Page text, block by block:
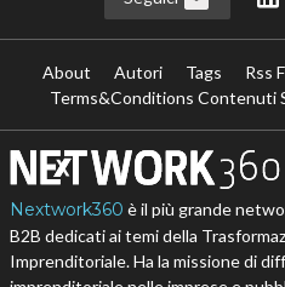
About Autori Tags Rss
Terms&Conditions Contenuti
Nextwork360 è il più grande
B2B dedicati ai temi della
Imprenditoriale. Ha la missione di